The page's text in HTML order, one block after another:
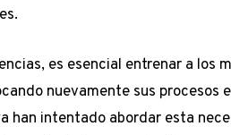
es esencial entrenar a los
nuevamente sus procesos
han intentado abordar esta